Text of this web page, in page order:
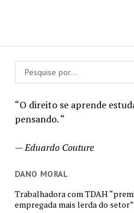
“O direito se aprende
pensando. “
—Eduardo Couture
DANO MORAL
Trabalhadora com TDAH
empregada mais lerda do